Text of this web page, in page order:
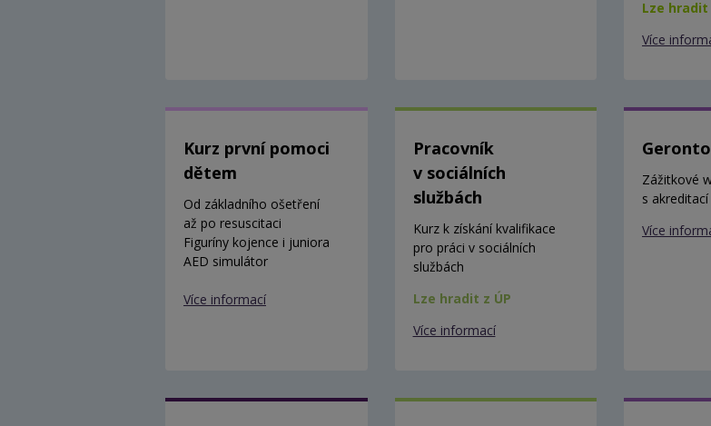
Lze hradit
Více
Kurz první pomoci
dětem
Od základního ošetření
až po resuscitaci
Figuríny kojence i juniora
AED simulátor
Více informací
Pracovník
v sociálních
službách
Kurz k získání kvalifikace
pro práci v sociálních
službách
Lze hradit z ÚP
Více informací
Zážitkové
s akreditací
Více